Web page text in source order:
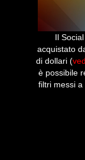
Il
acquistato
di dollari (
è possibile
filtri messi a